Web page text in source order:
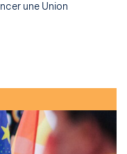
une Union